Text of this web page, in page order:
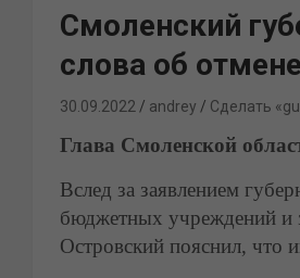
Смоленский
слова об
30.09.2022 andrey Сделать
Глава Смоленской
Вслед за заявлением
бюджетных учреждений и
Островский пояснил, что